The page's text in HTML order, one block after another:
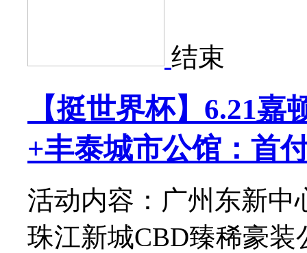
结束
【挺世界杯】6.21
+丰泰城市公馆：首
活动内容：广州东新中
珠江新城CBD臻稀豪